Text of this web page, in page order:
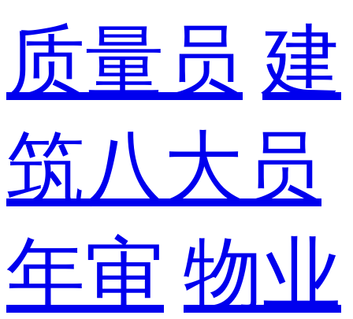
质量员 建
筑八大员
年审 物业